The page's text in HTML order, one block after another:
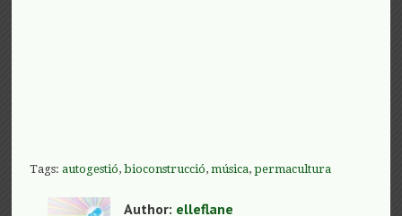
Tags:autogestió,bioconstrucció,música,permacultura
Author: elleflane